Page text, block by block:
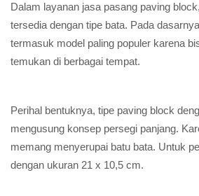
Dalam layanan jasa pasang paving
tersedia dengan tipe bata. Pada
termasuk model paling populer karena
temukan di berbagai tempat.
Perihal bentuknya, tipe paving block
mengusung konsep persegi panjang.
memang menyerupai batu bata. Untuk
dengan ukuran 21 x 10,5 cm.